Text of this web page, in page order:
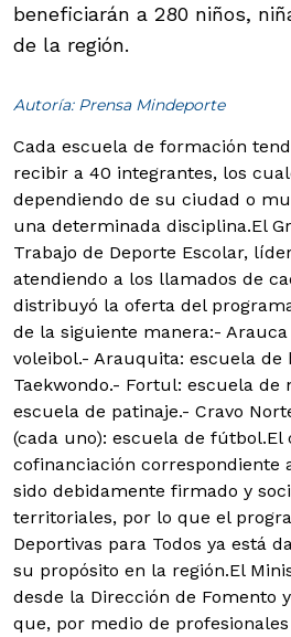
beneficiarán a 280 niños,
de la región.
Autoría: Prensa Mindeporte
Cada escuela de formación
recibir a 40 integrantes, los
dependiendo de su ciudad o
una determinada disciplina.El
Trabajo de Deporte Escolar,
atendiendo a los llamados de
distribuyó la oferta del
de la siguiente manera:-
voleibol.- Arauquita: escuela de
Taekwondo.- Fortul: escuela de
escuela de patinaje.- Cravo
(cada uno): escuela de fútbol.El
cofinanciación correspondiente
sido debidamente firmado y
territoriales, por lo que el
Deportivas para Todos ya está
su propósito en la región.El
desde la Dirección de Fomento
que, por medio de